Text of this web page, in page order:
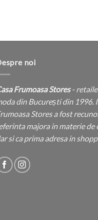
noi
Frumoasa Stores-
din București din 1996.
Stores a fost
majora in materie de
si ca prima adresa in